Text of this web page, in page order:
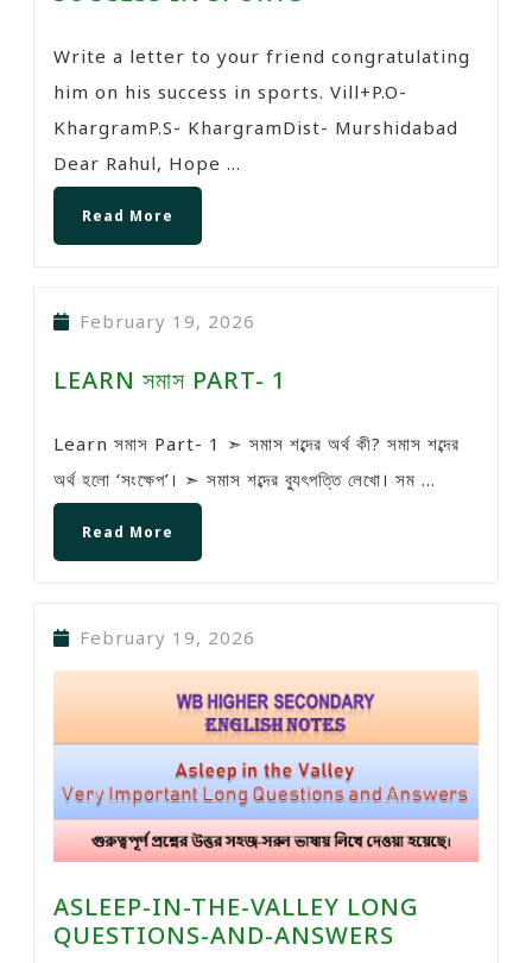
Write a letter to your friend congratulating
him on his success in sports. Vill+P.O-
KhargramP.S- KhargramDist- Murshidabad
Dear Rahul, Hope ...
Read More
February 19, 2026
LEARN সমাস PART- 1
Learn সমাস Part- 1 ➣ সমাস শব্দের অর্থ কী? সমাস শব্দের
অর্থ হলো ‘সংক্ষেপ’। ➣ সমাস শব্দের ব্যুৎপত্তি লেখো। সম ...
Read More
February 19, 2026
ASLEEP-IN-THE-VALLEY LONG
QUESTIONS-AND-ANSWERS